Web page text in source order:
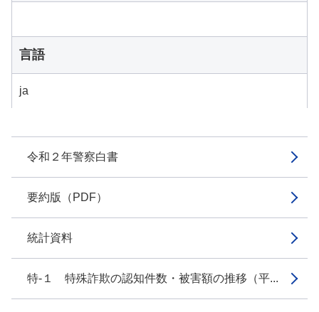
令和２年警察白書
要約版（PDF）
統計資料
特-１ 特殊詐欺の認知件数・被害額の推移（平...
言語
ja